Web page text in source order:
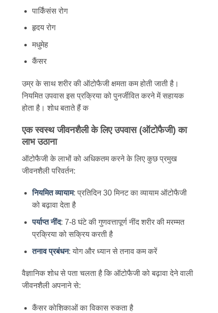
पार्किंसंस रोग
हृदय रोग
मधुमेह
कैंसर
उम्र के साथ शरीर की ऑटोफैजी क्षमता कम होती जाती है।
नियमित उपवास इस प्रक्रिया को पुनर्जीवित करने में सहायक
होता है। शोध बताते हैं क
एक स्वस्थ जीवनशैली के लिए उपवास (ऑटोफैजी) का
लाभ उठाना
ऑटोफैजी के लाभों को अधिकतम करने के लिए कुछ प्रमुख
जीवनशैली परिवर्तन:
नियमित व्यायाम: प्रतिदिन 30 मिनट का व्यायाम ऑटोफैजी
को बढ़ावा देता है
पर्याप्त नींद: 7-8 घंटे की गुणवत्तापूर्ण नींद शरीर की मरम्मत
प्रक्रिया को सक्रिय करती है
तनाव प्रबंधन: योग और ध्यान से तनाव कम करें
वैज्ञानिक शोध से पता चलता है कि ऑटोफैजी को बढ़ावा देने वाली
जीवनशैली अपनाने से:
कैंसर कोशिकाओं का विकास रुकता है